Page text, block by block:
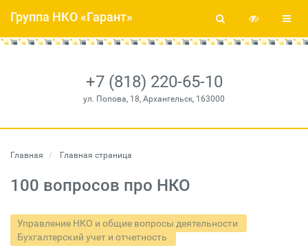
+7 (818) 220-65-10
ул. Попова, 18, Архангельск, 163000
Группа НКО «Гарант»
Главная Главная страница
100 вопросов про НКО
Управление НКО и общие вопросы деятельности
Бухгалтерский учет и отчетность